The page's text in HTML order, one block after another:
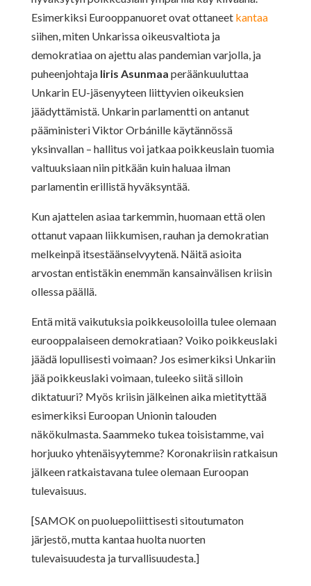
Esimerkiksi Eurooppanuoret ovat ottaneet kantaa
siihen, miten Unkarissa oikeusvaltiota ja
demokratiaa on ajettu alas pandemian varjolla, ja
puheenjohtaja Iiris Asunmaa peräänkuuluttaa
Unkarin EU-jäsenyyteen liittyvien oikeuksien
jäädyttämistä. Unkarin parlamentti on antanut
pääministeri Viktor Orbánille käytännössä
yksinvallan – hallitus voi jatkaa poikkeuslain tuomia
valtuuksiaan niin pitkään kuin haluaa ilman
parlamentin erillistä hyväksyntää.
Kun ajattelen asiaa tarkemmin, huomaan että olen
ottanut vapaan liikkumisen, rauhan ja demokratian
melkeinpä itsestäänselvyytenä. Näitä asioita
arvostan entistäkin enemmän kansainvälisen kriisin
ollessa päällä.
Entä mitä vaikutuksia poikkeusoloilla tulee olemaan
eurooppalaiseen demokratiaan? Voiko poikkeuslaki
jäädä lopullisesti voimaan? Jos esimerkiksi Unkariin
jää poikkeuslaki voimaan, tuleeko siitä silloin
diktatuuri? Myös kriisin jälkeinen aika mietityttää
esimerkiksi Euroopan Unionin talouden
näkökulmasta. Saammeko tukea toisistamme, vai
horjuuko yhtenäisyytemme? Koronakriisin ratkaisun
jälkeen ratkaistavana tulee olemaan Euroopan
tulevaisuus.
[SAMOK on puoluepoliittisesti sitoutumaton
järjestö, mutta kantaa huolta nuorten
tulevaisuudesta ja turvallisuudesta.]